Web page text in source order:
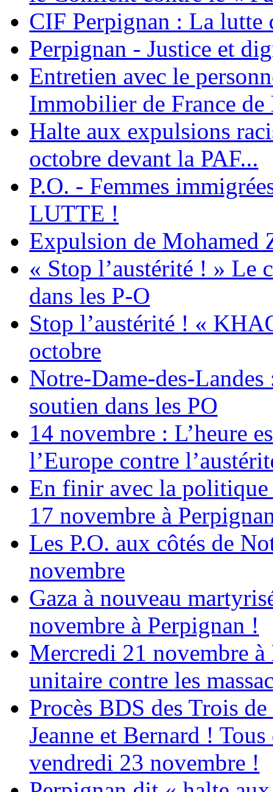
CIF Perpignan : La lutte
Perpignan - Justice et
Entretien avec le
Immobilier de France de
Halte aux expulsions
octobre devant la PAF...
P.O. - Femmes
LUTTE !
Expulsion de Mohamed
« Stop l’austérité ! » Le
dans les P-O
Stop l’austérité ! «
octobre
Notre-Dame-des-
soutien dans les PO
14 novembre : L’heure
l’Europe contre
En finir avec la politique
17 novembre à
Les P.O. aux côtés de
novembre
Gaza à nouveau
novembre à Perpignan !
Mercredi 21 novembre à
unitaire contre les
Procès BDS des Trois
Jeanne et Bernard !
vendredi 23 novembre !